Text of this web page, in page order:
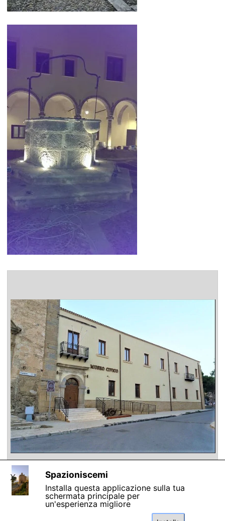
Spazioniscemi
Installa questa applicazione sulla tua
schermata principale per
un'esperienza migliore
X